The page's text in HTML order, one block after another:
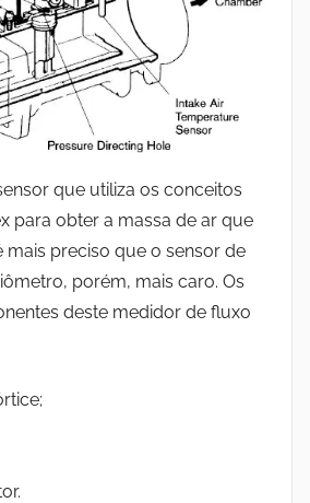
que utiliza os conceitos
para obter a massa de ar que
mais preciso que o sensor de
porém, mais caro. Os
deste medidor de fluxo